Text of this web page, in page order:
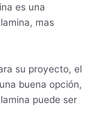
es una
mas
su proyecto, el
buena opción,
puede ser